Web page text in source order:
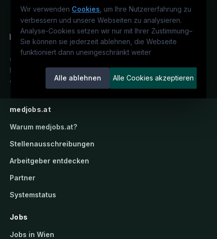
Wir verwenden Cookies , um Ihre Nutzererfahrung zu
verbessern und unsere Webseiten zu analysieren.
Analyse-Cookies setzen wir nur mit Ihrer Zustimmung–
Sie können sie jederzeit ablehnen, die Webseite
funktioniert dann uneingeschränkt weiter
Alle ablehnen Alle Cookies akzeptieren
Österreichs medizinisches
Karriereportal.Ein Service der
candidatis GmbH.
medjobs.at
Warum medjobs.at?
Stellenausschreibungen
Arbeitgeber entdecken
Partner
Systemstatus
Jobs
Jobs in Wien